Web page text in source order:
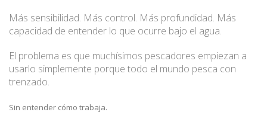
Más sensibilidad. Más control. Más profundidad. Más
capacidad de entender lo que ocurre bajo el agua.
El problema es que muchísimos pescadores empiezan a
usarlo simplemente porque todo el mundo pesca con
trenzado.
Sin entender cómo trabaja.